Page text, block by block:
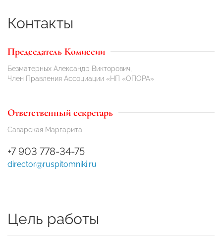
Контакты
Председатель Комиссии
Безматерных Александр Викторович,
Член Правления Ассоциации «НП «ОПОРА»
Ответственный секретарь
Саварская Маргарита
+7 903 778-34-75
director@ruspitomniki.ru
Цель работы